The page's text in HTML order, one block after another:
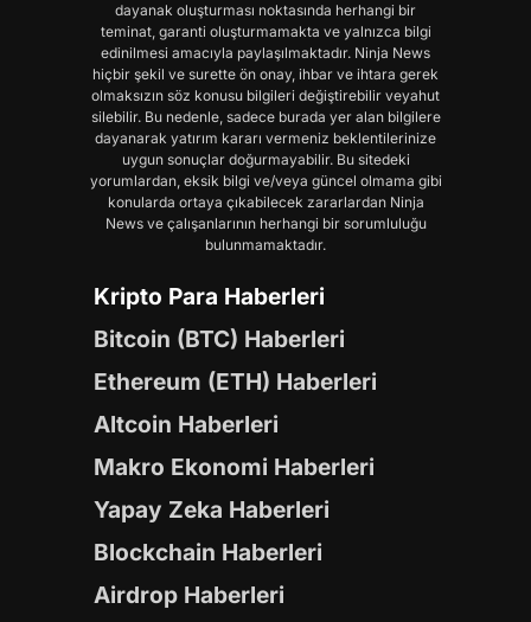
dayanak oluşturması noktasında herhangi bir
teminat, garanti oluşturmamakta ve yalnızca bilgi
edinilmesi amacıyla paylaşılmaktadır. Ninja News
hiçbir şekil ve surette ön onay, ihbar ve ihtara gerek
olmaksızın söz konusu bilgileri değiştirebilir veyahut
silebilir. Bu nedenle, sadece burada yer alan bilgilere
dayanarak yatırım kararı vermeniz beklentilerinize
uygun sonuçlar doğurmayabilir. Bu sitedeki
yorumlardan, eksik bilgi ve/veya güncel olmama gibi
konularda ortaya çıkabilecek zararlardan Ninja
News ve çalışanlarının herhangi bir sorumluluğu
bulunmamaktadır.
Kripto Para Haberleri
Bitcoin (BTC) Haberleri
Ethereum (ETH) Haberleri
Altcoin Haberleri
Makro Ekonomi Haberleri
Yapay Zeka Haberleri
Blockchain Haberleri
Airdrop Haberleri